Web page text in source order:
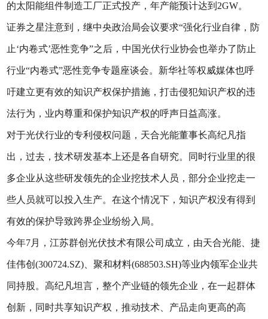
的太阳能组件制造工厂正式投产，年产能预计达到2GW。
证券之星注意到，继中央政治局会议要求“强化行业自律，防
止‘内卷式’恶性竞争”之后，中国光伏行业协会也举办了防止
行业“内卷式”恶性竞争专题座谈会。新华社等权威媒体也呼
吁建立更有效的知识产权保护措施，打击侵犯知识产权的违
法行为，业内尊重和保护知识产权的呼声日益高涨。
对于光伏行业的专利侵权问题，天合光能董事长高纪凡指
出，过去，技术研发基本上还是各自研究。同时行业里的很
多企业从这些研发领先的企业挖技术人员，部分企业挖走一
些人员就可以投入生产。在这个情况下，知识产权没有得到
有效的保护导致跨界企业纷纷入局。
今年7月，江苏群创光伏技术有限公司成立，由天合光能、捷
佳伟创(300724.SZ)、聚和材料(688503.SH)等业内领军企业共
同持股。高纪凡坦言，整个产业链的领先企业，在一起群体
创新，同时共享知识产权，推动技术、产品走向更高的高